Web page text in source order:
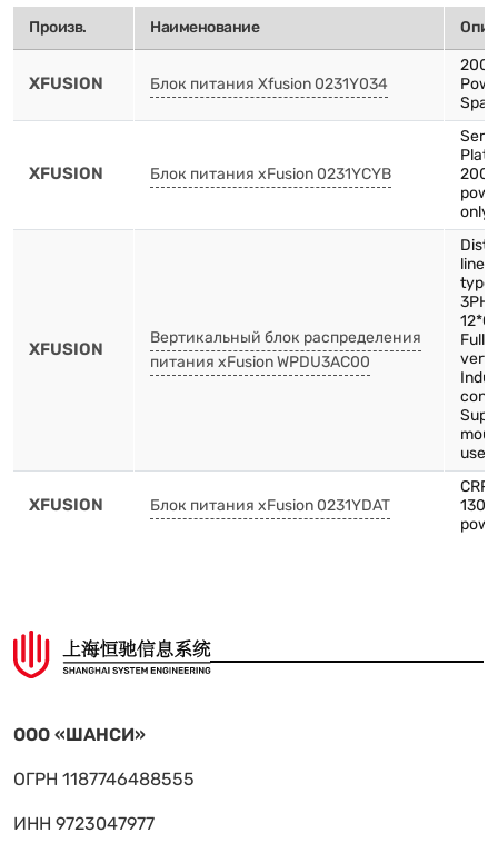
Произв. Наименование
XFUSION Блок питания Xfusion 0231Y034
XFUSION Блок питания xFusion 0231YCYB
only
XFUSION
Вертикальный блок распределения
питания xFusion WPDU3AC00
line-
Full
use
XFUSION Блок питания xFusion 0231YDAT
ООО «ШАНСИ»
ОГРН 1187746488555
ИНН 9723047977